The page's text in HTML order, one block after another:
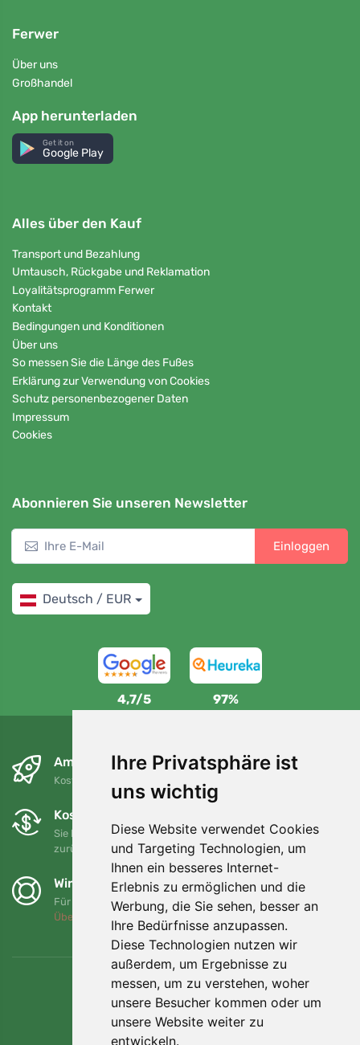
Ihre Privatsphäre ist
uns wichtig
Diese Website verwendet Cookies
und Targeting Technologien, um
Ihnen ein besseres Internet-
Erlebnis zu ermöglichen und die
Werbung, die Sie sehen, besser an
Ihre Bedürfnisse anzupassen.
Diese Technologien nutzen wir
außerdem, um Ergebnisse zu
messen, um zu verstehen, woher
unsere Besucher kommen oder um
unsere Website weiter zu
entwickeln.
Ferwer
Über uns
Großhandel
App herunterladen
Get it on
Google Play
Alles über den Kauf
Transport und Bezahlung
Umtausch, Rückgabe und Reklamation
Loyalitätsprogramm Ferwer
Kontakt
Bedingungen und Konditionen
Über uns
So messen Sie die Länge des Fußes
Erklärung zur Verwendung von Cookies
Schutz personenbezogener Daten
Impressum
Cookies
Abonnieren Sie unseren Newsletter
Einloggen
Deutsch / EUR
4,7/5 97%
Am nächsten Tag und kostenlos
Kostenloser Versand für Bestellungen über 80 EUR
Kostenloser Umtausch und Rückgabe
Sie können Ihre Bestellung jederzeit innerhalb von 90 Tagen
zurückgeben oder umtauschen.
Wir unterstützen Trees.org
Für jede Bestellung pflanzen wir einen Baum! Mehr lesen
Über uns